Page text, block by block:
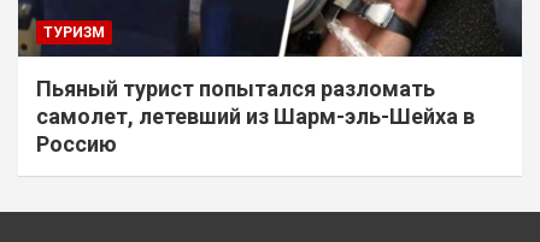
ТУРИЗМ
Пьяный турист попытался разломать
самолет, летевший из Шарм-эль-Шейха в
Россию